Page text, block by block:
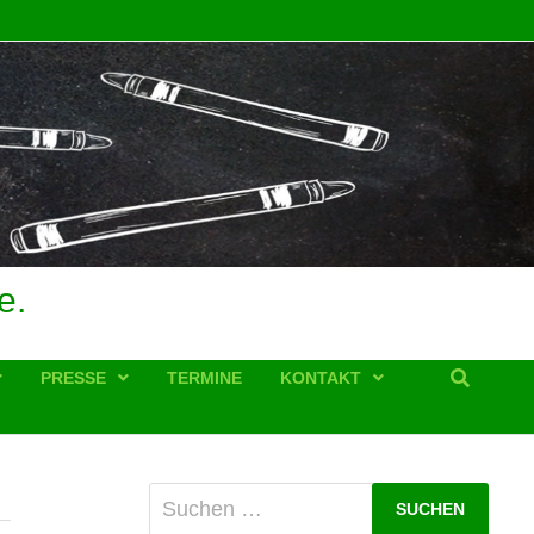
PRESSE TERMINE KONTAKT
Suchen